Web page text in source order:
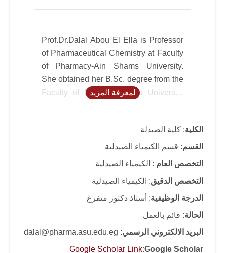
Prof.Dr.Dalal Abou El Ella is Professor
of Pharmaceutical Chemistry at Faculty
of Pharmacy-Ain Shams University.
She obtained her B.Sc. degree from the
Faculty of Pharmacy-Cairo University
Universities (Channel system). She got
her PhD degree from Karl Franzens
Fellowship. She obtained fellowship to
Austria, Karl Franzens and Vienna
Universities, and conducted post-
doctoral researches. She worked in the
until she became associate professor
(2002) and then she transferred to
لمعرفة المزيد
الكلية: كلية الصيدلة
القسم: قسم الكيمياء الصيدلية
التخصص العام : الكيمياء الصيدلية
التخصص الدقيق: الكيمياء الصيدلية
الدرجة الوظيفية: أستاذ دكتور متفرغ
الحالة: قائم بالعمل
البريد الالكتروني الرسمي: dalal@pharma.asu.edu.eg
Google Scholar
:
Google Scholar Link